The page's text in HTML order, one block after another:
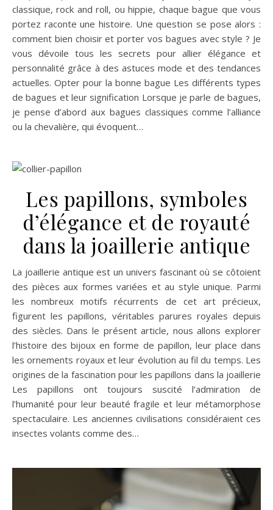
classique, rock and roll, ou hippie, chaque bague que vous
portez raconte une histoire. Une question se pose alors :
comment bien choisir et porter vos bagues avec style ? Je
vous dévoile tous les secrets pour allier élégance et
personnalité grâce à des astuces mode et des tendances
actuelles. Opter pour la bonne bague Les différents types
de bagues et leur signification Lorsque je parle de bagues,
je pense d’abord aux bagues classiques comme l’alliance
ou la chevalière, qui évoquent…
Les papillons, symboles
d’élégance et de royauté
dans la joaillerie antique
La joaillerie antique est un univers fascinant où se côtoient
des pièces aux formes variées et au style unique. Parmi
les nombreux motifs récurrents de cet art précieux,
figurent les papillons, véritables parures royales depuis
des siècles. Dans le présent article, nous allons explorer
l’histoire des bijoux en forme de papillon, leur place dans
les ornements royaux et leur évolution au fil du temps. Les
origines de la fascination pour les papillons dans la joaillerie
Les papillons ont toujours suscité l’admiration de
l’humanité pour leur beauté fragile et leur métamorphose
spectaculaire. Les anciennes civilisations considéraient ces
insectes volants comme des…